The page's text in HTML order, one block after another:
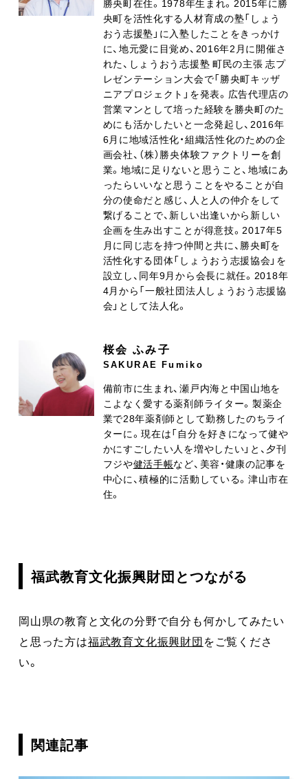
央町を活性化する人材育成の塾「しょう
おう志援塾」に入塾したことをきっかけ
に、地元愛に目覚め、2016年2月に開催さ
れた、しょうおう志援塾 町民の主張 志プ
レゼンテーション大会で「勝央町キッザ
ニアプロジェクト」を発表。広告代理店の
営業マンとして培った経験を勝央町のた
めにも活かしたいと一念発起し、2016年
6月に地域活性化・組織活性化のための企
画会社、（株）勝央体験ファクトリーを創
業。地域に足りないと思うこと、地域にあ
ったらいいなと思うことをやることが自
分の使命だと感じ、人と人の仲介をして
繋げることで、新しい出逢いから新しい
企画を生み出すことが得意技。2017年5
月に同じ志を持つ仲間と共に、勝央町を
活性化する団体「しょうおう志援協会」を
設立し、同年9月から会長に就任。2018年
4月から「一般社団法人しょうおう志援協
会」として法人化。
桜会 ふみ子
SAKURAE Fumiko
備前市に生まれ、瀬戸内海と中国山地を
こよなく愛する薬剤師ライター。製薬企
業で28年薬剤師として勤務したのちライ
ターに。現在は「自分を好きになって健や
かにすごしたい人を増やしたい」と、夕刊
フジや健活手帳など、美容・健康の記事を
中心に、積極的に活動している。津山市在
住。
福武教育文化振興財団とつながる
岡山県の教育と文化の分野で自分も何かしてみたい
と思った方は福武教育文化振興財団をご覧くださ
い。
関連記事